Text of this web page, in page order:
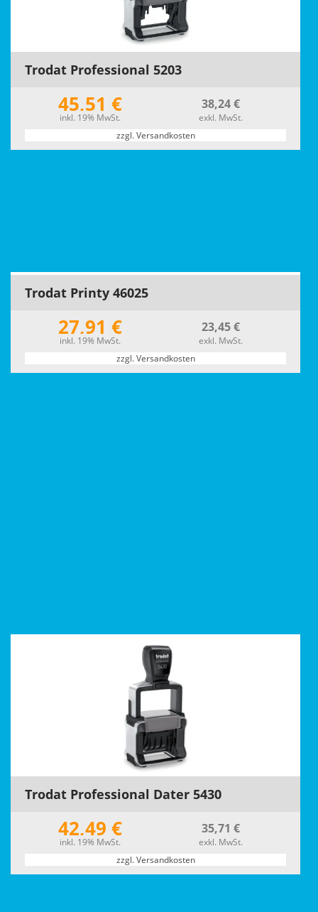
Trodat Professional 5203
45,51 €
inkl. 19% MwSt.
38,24 €
exkl. MwSt.
zzgl. Versandkosten
Trodat Printy 46025
27,91 €
inkl. 19% MwSt.
23,45 €
exkl. MwSt.
zzgl. Versandkosten
Trodat Professional Dater 5430
42,49 €
inkl. 19% MwSt.
35,71 €
exkl. MwSt.
zzgl. Versandkosten